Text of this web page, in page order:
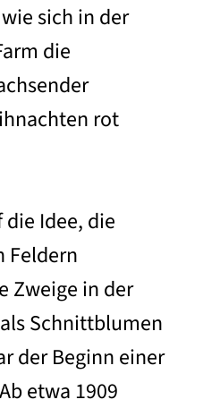
sich in der
die
rot
Idee, die
Feldern
Zweige in der
Schnittblumen
der Beginn einer
etwa 1909